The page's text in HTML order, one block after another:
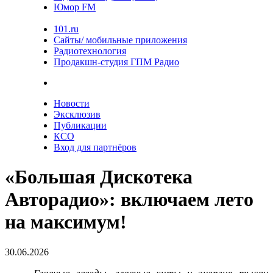
Юмор FM
101.ru
Сайты/ мобильные приложения
Радиотехнология
Продакшн-студия ГПМ Радио
Новости
Эксклюзив
Публикации
КСО
Вход для партнёров
«Большая Дискотека
Авторадио»: включаем лето
на максимум!
30.06.2026